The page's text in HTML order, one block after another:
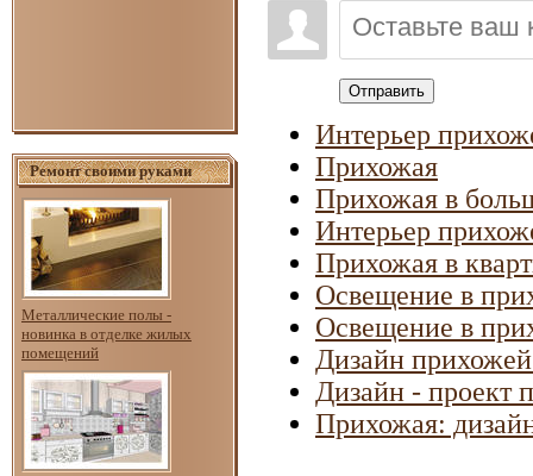
Ремонт своими руками
Металлические полы -
новинка в отделке жилых
помещений
Отправить
Интерьер
Прихожая
Прихожая в
Интерьер
Прихожая в
Освещение в
Освещение в
Дизайн
Дизайн - проект
Прихожая: